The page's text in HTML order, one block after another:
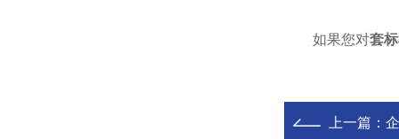
如果您对套
上一篇：